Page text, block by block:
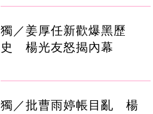
獨／姜厚任新歡爆黑歷
史 楊光友怒揭內幕
獨／批曹雨婷帳目亂 楊